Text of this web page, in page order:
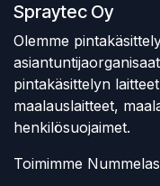
Spraytec Oy
Olemme
pintakäsittelyn
maalauslaitteet,
henkilösuojaimet.
Toimimme